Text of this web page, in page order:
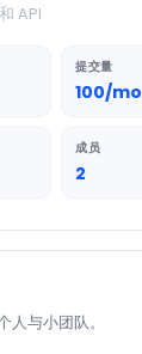
API
提交量
100/mo
成员
2
人与小团队。